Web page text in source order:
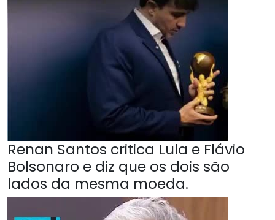
Renan Santos critica Lula e Flávio
Bolsonaro e diz que os dois são
lados da mesma moeda.